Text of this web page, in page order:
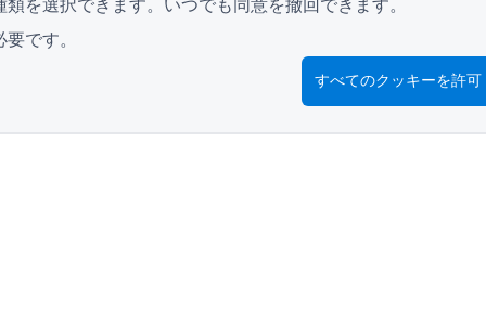
を選択できます。いつでも同意を撤回できます。
です。
すべてのクッキーを許可